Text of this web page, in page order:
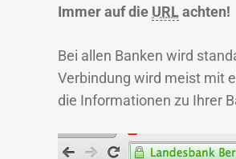
Immer auf die URLachten!
Bei allen Banken wird
Verbindung wird meist mit
die Informationen zu Ihrer